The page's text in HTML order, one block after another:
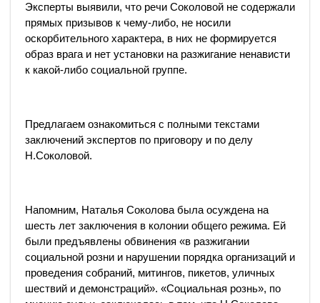
Эксперты выявили, что речи Соколовой не содержали
прямых призывов к чему-либо, не носили
оскорбительного характера, в них не формируется
образ врага и нет установки на разжигание ненависти
к какой-либо социальной группе.
Предлагаем ознакомиться с полными текстами
заключений экспертов по приговору и по делу
Н.Соколовой.
Напомним, Наталья Соколова была осуждена на
шесть лет заключения в колонии общего режима. Ей
были предъявлены обвинения «в разжигании
социальной розни и нарушении порядка организаций и
проведения собраний, митингов, пикетов, уличных
шествий и демонстраций». «Социальная рознь», по